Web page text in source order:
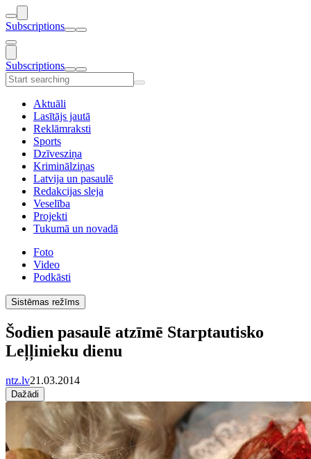
Subscriptions
Subscriptions
Aktuāli
Lasītājs jautā
Reklāmraksti
Sports
Dzīvesziņa
Kriminālziņas
Latvija un pasaulē
Redakcijas sleja
Veselība
Projekti
Tukumā un novadā
Foto
Video
Podkāsti
Sistēmas režīms
Šodien pasaulē atzīmē Starptautisko
Leļļinieku dienu
ntz.lv21.03.2014
Dažādi